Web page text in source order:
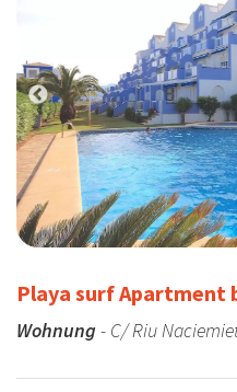
Previous
Playa surf Apartment
Wohnung- C/ Riu